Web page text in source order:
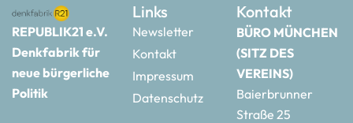
REPUBLIK21 e.V.
Denkfabrik für
neue bürgerliche
Politik
Links
Newsletter
Kontakt
Impressum
Datenschutz
Kontakt
BÜRO MÜNCHEN
(SITZ DES
VEREINS)
Baierbrunner
Straße 25